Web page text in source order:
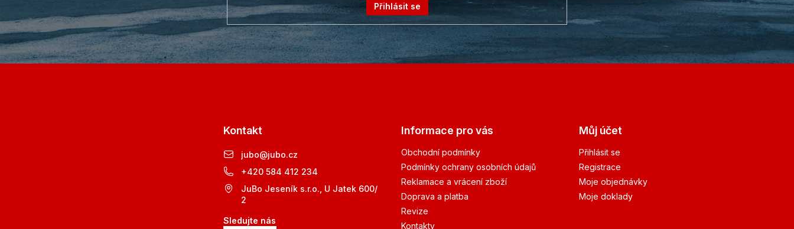
Přihlásit se
Kontakt
jubo@jubo.cz
+420 584 412 234
JuBo Jeseník s.r.o., U Jatek 600/
2
Sledujte nás
Informace pro vás
Obchodní podmínky
Podmínky ochrany osobních údajů
Reklamace a vrácení zboží
Doprava a platba
Revize
Kontakty
Můj účet
Přihlásit se
Registrace
Moje objednávky
Moje doklady